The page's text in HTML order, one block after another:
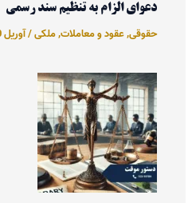
دعوای الزام به تنظیم سند رسمی
حقوقی,عقود و معاملات,ملکی/آوریل 10, 2022